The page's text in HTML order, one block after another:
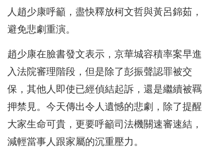
人趙少康呼籲，盡快釋放柯文哲與黃呂錦茹，
避免悲劇重演。
趙少康在臉書發文表示，京華城容積率案早進
入法院審理階段，但是除了彭振聲認罪被交
保，其他人即使已經偵結起訴，還是繼續被羈
押禁見。今天傳出令人遺憾的悲劇，除了提醒
大家生命可貴，更要呼籲司法機關速審速結，
減輕當事人跟家屬的沉重壓力。